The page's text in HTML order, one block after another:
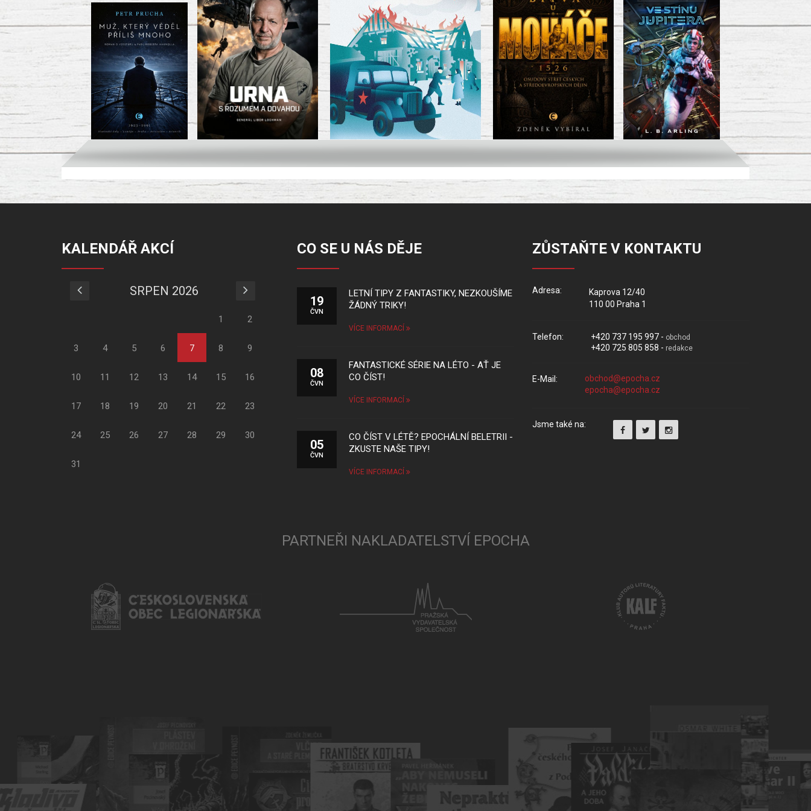
KALENDÁŘ AKCÍ
SRPEN 2026
1 2
3 4 5 6 7 8 9
10 11 12 13 14 15 16
17 18 19 20 21 22 23
24 25 26 27 28 29 30
31
CO SE U NÁS DĚJE
19
ČVN
LETNÍ TIPY Z FANTASTIKY, NEZKOUŠÍME
ŽÁDNÝ TRIKY!
VÍCE INFORMACÍ
08
ČVN
FANTASTICKÉ SÉRIE NA LÉTO - AŤ JE
CO ČÍST!
VÍCE INFORMACÍ
05
ČVN
CO ČÍST V LÉTĚ? EPOCHÁLNÍ BELETRII -
ZKUSTE NAŠE TIPY!
VÍCE INFORMACÍ
ZŮSTAŇTE V KONTAKTU
Adresa:
Kaprova 12/40
110 00 Praha 1
Telefon: +420 737 195 997 - obchod
+420 725 805 858 - redakce
E-Mail:
Jsme také na:
PARTNEŘI NAKLADATELSTVÍ EPOCHA